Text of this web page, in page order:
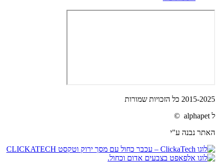
2015-2025 כל הזכויות שמורות
ל alphapet ©
האתר נבנה ע"י